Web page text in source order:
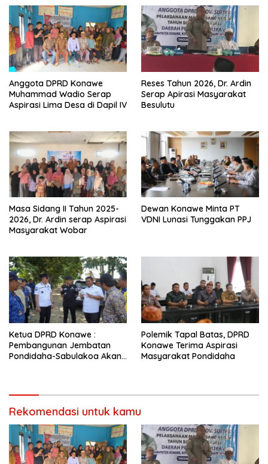
Anggota DPRD Konawe
Muhammad Wadio Serap
Aspirasi Lima Desa di Dapil IV
Reses Tahun 2026, Dr. Ardin
Serap Apirasi Masyarakat
Besulutu
Masa Sidang II Tahun 2025-
2026, Dr. Ardin serap Aspirasi
Masyarakat Wobar
Dewan Konawe Minta PT
VDNI Lunasi Tunggakan PPJ
Ketua DPRD Konawe :
Pembangunan Jembatan
Pondidaha-Sabulakoa Akan
Polemik Tapal Batas, DPRD
Konawe Terima Aspirasi
Masyarakat Pondidaha
Rekomendasi untuk kamu